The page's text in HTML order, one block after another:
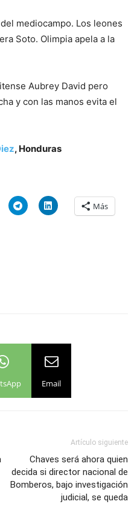
mediocampo. Los leones
Soto. Olimpia apela a la
Aubrey David pero
y con las manos evita el
, Honduras
Más
Email
Artículo siguiente
Chaves será ahora quien
decida si director nacional de
Bomberos, bajo investigación
judicial, se queda